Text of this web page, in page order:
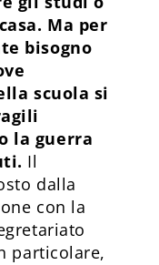
Ma per
bisogno
scuola si
la guerra
Il
dalla
con la
particolare,